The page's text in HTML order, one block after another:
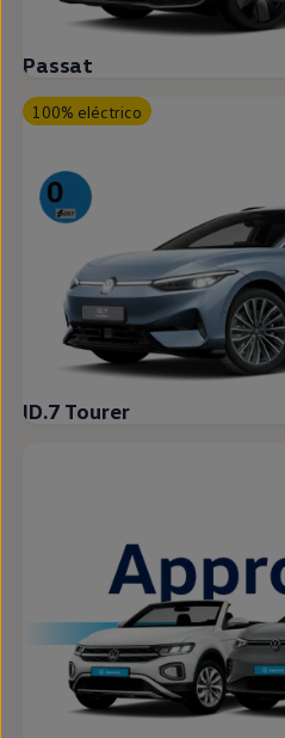
Passat
100% eléctrico
ID.7 Tourer